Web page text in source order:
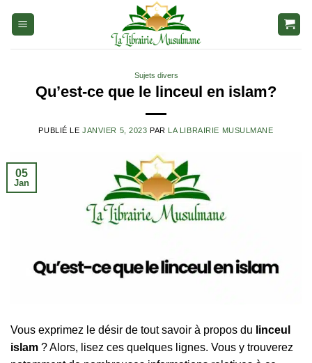
Sujets divers
Qu’est-ce que le linceul en islam?
PUBLIÉ LEJANVIER 5, 2023 PAR LA LIBRAIRIE MUSULMANE
05
Jan
Vous exprimez le désir de tout savoir à propos du linceul
islam ? Alors, lisez ces quelques lignes. Vous y trouverez